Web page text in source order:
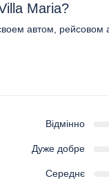
Maria?
автом, рейсовом
Відмінно
Дуже добре
Середнє